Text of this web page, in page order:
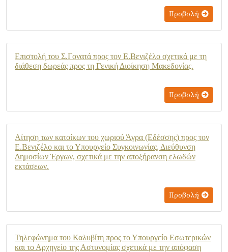
Προβολή
Επιστολή του Σ.Γονατά προς τον Ε.Βενιζέλο σχετικά με τη
διάθεση δωρεάς προς τη Γενική Διοίκηση Μακεδονίας.
Προβολή
Αίτηση των κατοίκων του χωριού Άγρα (Εδέσσης) προς τον
Ε.Βενιζέλο και το Υπουργείο Συγκοινωνίας, Διεύθυνση
Δημοσίων Έργων, σχετικά με την αποξήρανση ελωδών
εκτάσεων.
Προβολή
Τηλεφώνημα του Καλυβίτη προς το Υπουργείο Εσωτερικών
και το Αρχηγείο της Αστυνομίας σχετικά με την απόφαση